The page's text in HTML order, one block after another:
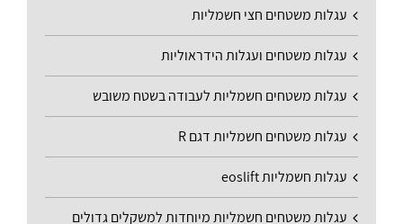
עגלות משטחים חצי חשמליות
עגלות משטחים ועגלות הידראוליות
עגלות משטחים חשמליות לעבודה בשטח משובש
עגלות משטחים חשמליות דגם R
עגלות חשמליות eoslift
עגלות משטחים חשמליות מיוחדות למשקלים גדולים